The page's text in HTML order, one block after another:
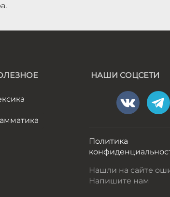
НАШИ СОЦСЕТИ
Политика
Нашли на сайте
Напишите нам